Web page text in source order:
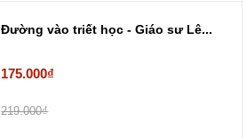
Đường vào triết học - Giáo sư Lê...
175.000₫
219.000₫